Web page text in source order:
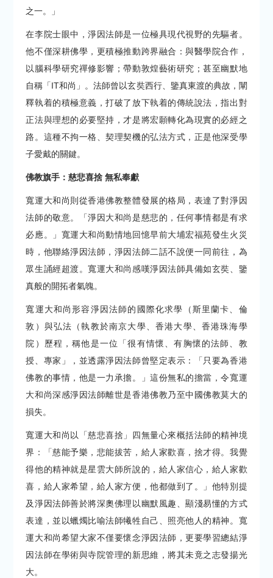
之一。」
在李院士眼中，淨因法師是一位極具現代視野的先驅者。
他不僅深耕佛學，更積極推動跨界融合：與醫學院合作，
以腦科學研究禪修影響；帶動敦煌藝術研究；甚至幽默地
自稱「IT和尚」。法師曾以玄奘西行、鑒真東渡的典故，闡
釋執着的積極意義，打破了放下執着的傳統說法，指出對
正法與理想的必要堅持，才是將宏願轉化為現實的必經之
路。這種不拘一格、契理契機的弘法方式，正是他深受學
子愛戴的關鍵。
佛教旗手：慈悲喜捨 無私奉獻
寬運大和尚則從香港佛教整體發展的格局，表達了對淨因
法師的敬意。「淨因大和尚是慈悲的，任何事情都是有求
必應。」寬運大和尚動情地回憶早前大埔宏福苑發生火災
時，他聯絡淨因法師，淨因法師二話不說便一同前往，為
眾生誦經超渡。寬運大和尚感嘆淨因法師具備如玄奘、鑒
真般的開拓者氣魄。
寬運大和尚形容淨因法師的國際化求學（斯里蘭卡、倫
敦）與弘法（執教於南京大學、香港大學、香港珠海學
院）歷程，稱他是一位「很有情懷、有胸懷的法師、教
授、專家」，並透露淨因法師曾堅定表示：「只要為香港
佛教的事情，他是一力承擔。」這份無私的擔當，令寬運
大和尚深感淨因法師離世是香港佛教乃至中國佛教莫大的
損失。
寬運大和尚以「慈悲喜捨」四無量心來概括法師的精神境
界：「慈能予樂，悲能拔苦，給人家歡喜，捨才得。我覺
得他的精神就是星雲大師所說的，給人家信心，給人家歡
喜，給人家希望，給人家方便，他都做到了。」他特別提
及淨因法師善於將深奧佛理以幽默風趣、顯淺易懂的方式
表達，並以蠟燭比喻法師犧牲自己、照亮他人的精神。寬
運大和尚希望大家不僅要懷念淨因法師，更要學習總結淨
因法師在學術與寺院管理的新思維，將其未竟之志發揚光
大。